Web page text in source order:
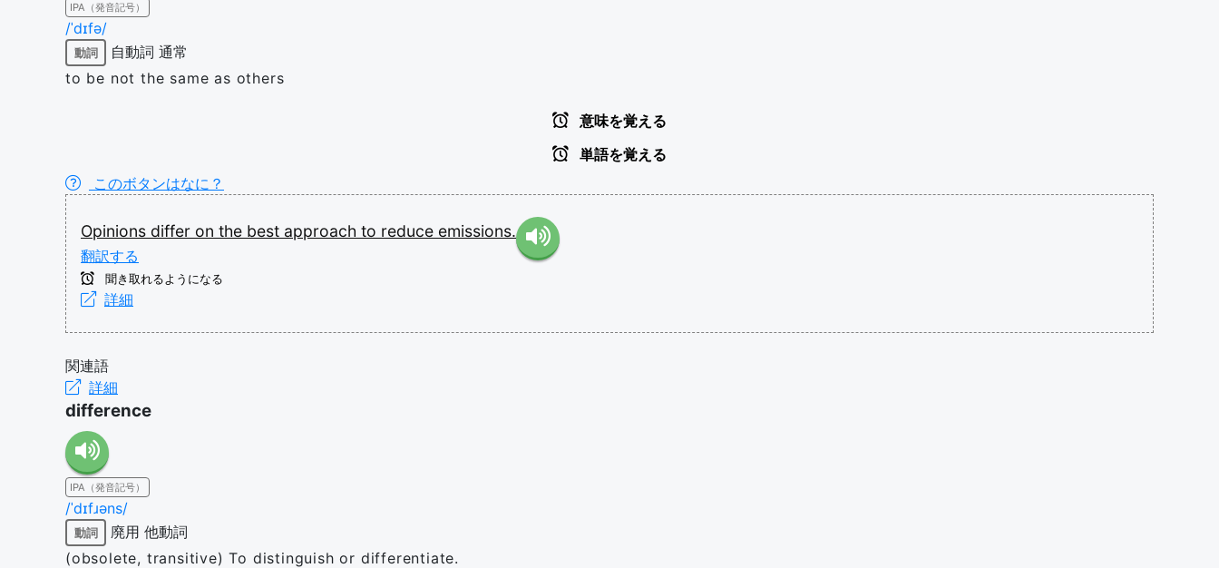
IPA（発音記号）
/ˈdɪfə/
動詞 自動詞 通常
to be not the same as others
意味を覚える
単語を覚える
このボタンはなに？
Opinions differ on the best approach to reduce emissions.
翻訳する
聞き取れるようになる
詳細
関連語
詳細
difference
IPA（発音記号）
/ˈdɪfɹəns/
動詞 廃用 他動詞
(obsolete, transitive) To distinguish or differentiate.